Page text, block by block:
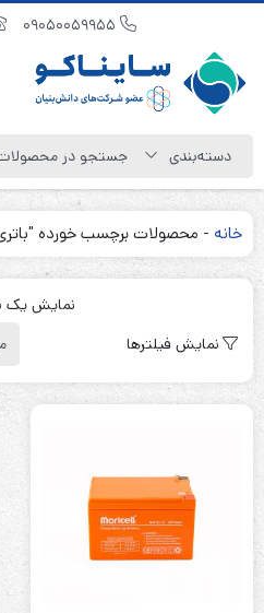
خانه - محصولات برچسب خورده
نمایش یک
نمایش فیلترها